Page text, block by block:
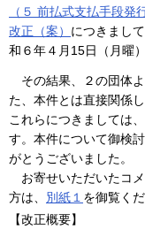
（５ 前払式支払手段
改正（案） につきまし
和６年４月15日（月曜
その結果、２の団体
た、本件とは直接関係
これらにつきましては
す。本件について御検
がとうございました。
お寄せいただいたコ
方は、 別紙１ を御覧くだ
【改正概要】